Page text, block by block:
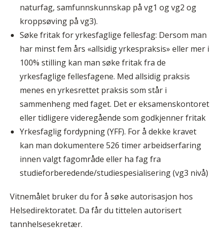
naturfag, samfunnskunnskap på vg1 og vg2 og
kroppsøving på vg3).
Søke fritak for yrkesfaglige fellesfag: Dersom man
har minst fem års «allsidig yrkespraksis» eller mer i
100% stilling kan man søke fritak fra de
yrkesfaglige fellesfagene. Med allsidig praksis
menes en yrkesrettet praksis som står i
sammenheng med faget. Det er eksamenskontoret
eller tidligere videregående som godkjenner fritak
Yrkesfaglig fordypning (YFF). For å dekke kravet
kan man dokumentere 526 timer arbeidserfaring
innen valgt fagområde eller ha fag fra
studieforberedende/studiespesialisering (vg3 nivå)
Vitnemålet bruker du for å søke autorisasjon hos
Helsedirektoratet. Da får du tittelen autorisert
tannhelsesekretær.